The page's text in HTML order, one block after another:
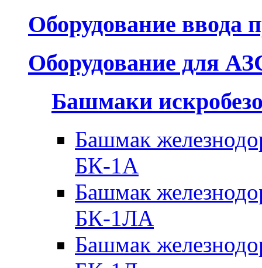
Оборудование ввода
Оборудование для
Башмаки
Башмак
БК-1А
Башмак
БК-1ЛА
Башмак